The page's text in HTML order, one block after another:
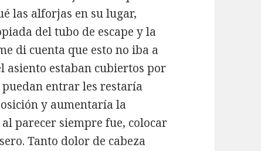
las alforjas en su lugar,
del tubo de escape y la
di cuenta que esto no iba a
asiento estaban cubiertos por
entrar les restaría
y aumentaría la
parecer siempre fue, colocar
Tanto dolor de cabeza